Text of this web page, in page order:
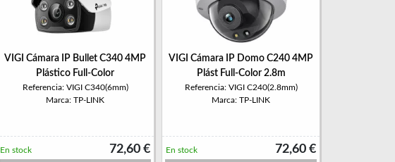
VIGI Cámara IP Bullet C340 4MP
Plástico Full-Color
Referencia: VIGI C340(6mm)
Marca: TP-LINK
72,60 €
En stock
VIGI Cámara IP Domo C240 4MP
Plást Full-Color 2.8m
Referencia: VIGI C240(2.8mm)
Marca: TP-LINK
72,60 €
En stock